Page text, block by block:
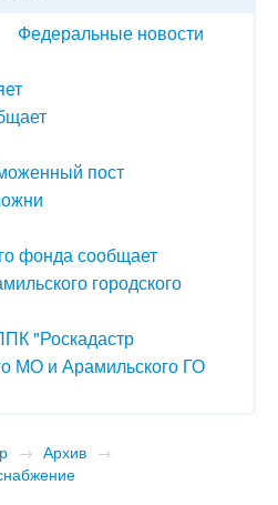
Федеральные новости
пост
фонда сообщает
городского
"Роскадастр
МО и Арамильского ГО
→ Архив →